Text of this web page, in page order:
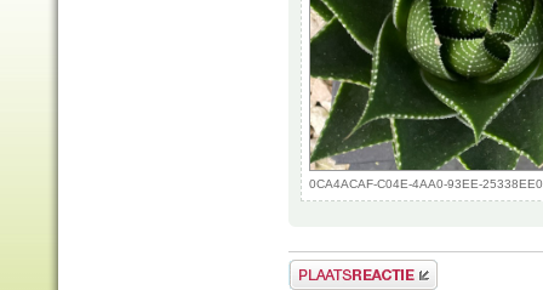
0CA4ACAF-C04E-4AA0-93EE-
Plaats een reactie